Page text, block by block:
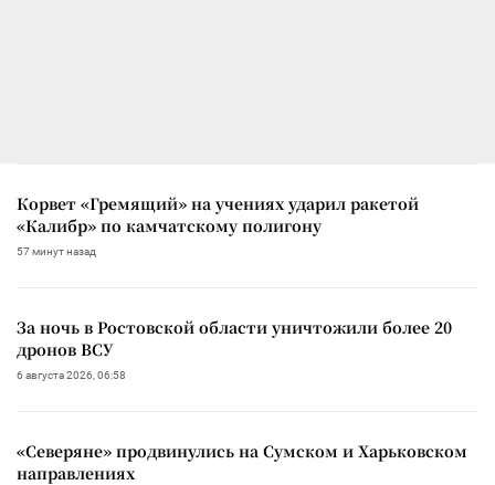
Корвет «Гремящий» на учениях ударил ракетой
«Калибр» по камчатскому полигону
57 минут назад
За ночь в Ростовской области уничтожили более 20
дронов ВСУ
6 августа 2026, 06:58
«Северяне» продвинулись на Сумском и Харьковском
направлениях